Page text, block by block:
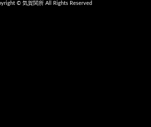
© 気賀関所 All Rights Reserved